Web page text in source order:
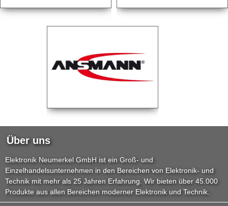
Über uns
Elektronik Neumerkel GmbH ist ein Groß- und
Einzelhandelsunternehmen in den Bereichen von Elektronik- und
Technik mit mehr als 25 Jahren Erfahrung. Wir bieten über 45.000
Produkte aus allen Bereichen moderner Elektronik und Technik.